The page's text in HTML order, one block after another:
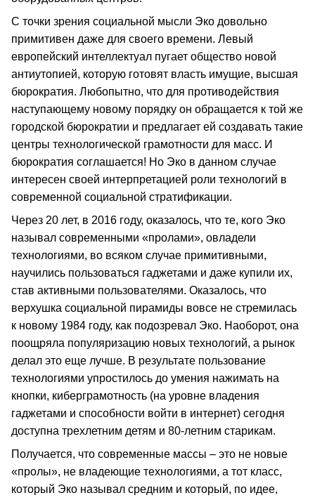
С точки зрения социальной мысли Эко довольно
примитивен даже для своего времени. Левый
европейский интеллектуал пугает общество новой
антиутопией, которую готовят власть имущие, высшая
бюрократия. Любопытно, что для противодействия
наступающему новому порядку он обращается к той же
городской бюрократии и предлагает ей создавать такие
центры технологической грамотности для масс. И
бюрократия соглашается! Но Эко в данном случае
интересен своей интерпретацией роли технологий в
современной социальной стратификации.
Через 20 лет, в 2016 году, оказалось, что те, кого Эко
называл современными «пролами», овладели
технологиями, во всяком случае примитивными,
научились пользоваться гаджетами и даже купили их,
став активными пользователями. Оказалось, что
верхушка социальной пирамиды вовсе не стремилась
к новому 1984 году, как подозревал Эко. Наоборот, она
поощряла популяризацию новых технологий, а рынок
делал это еще лучше. В результате пользование
технологиями упростилось до умения нажимать на
кнопки, киберграмотность (на уровне владения
гаджетами и способности войти в интернет) сегодня
доступна трехлетним детям и 80-летним старикам.
Получается, что современные массы – это не новые
«пролы», не владеющие технологиями, а тот класс,
который Эко называл средним и который, по идее,